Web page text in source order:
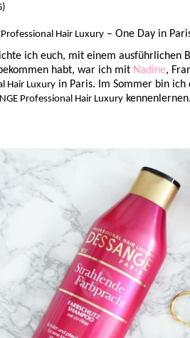
Professional Hair Luxury – One Day in
ich euch, mit einem ausführlichen
habt, war ich mit Nadine,
Hair Luxury in Paris. Im Sommer bin
Professional Hair Luxury